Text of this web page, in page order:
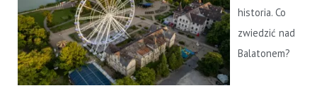
historia. Co
zwiedzić nad
Balatonem?